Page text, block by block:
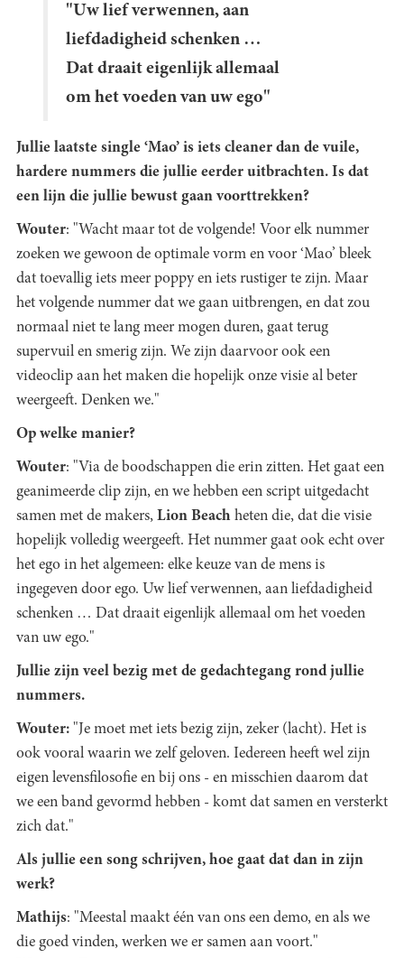
"Uw lief verwennen, aan
liefdadigheid schenken …
Dat draait eigenlijk allemaal
om het voeden van uw ego"
Jullie laatste single ‘Mao’ is iets cleaner dan de vuile,
hardere nummers die jullie eerder uitbrachten. Is dat
een lijn die jullie bewust gaan voorttrekken?
Wouter: "Wacht maar tot de volgende! Voor elk nummer
zoeken we gewoon de optimale vorm en voor ‘Mao’ bleek
dat toevallig iets meer poppy en iets rustiger te zijn. Maar
het volgende nummer dat we gaan uitbrengen, en dat zou
normaal niet te lang meer mogen duren, gaat terug
supervuil en smerig zijn. We zijn daarvoor ook een
videoclip aan het maken die hopelijk onze visie al beter
weergeeft. Denken we."
Op welke manier?
Wouter: "Via de boodschappen die erin zitten. Het gaat een
geanimeerde clip zijn, en we hebben een script uitgedacht
samen met de makers, Lion Beach heten die, dat die visie
hopelijk volledig weergeeft. Het nummer gaat ook echt over
het ego in het algemeen: elke keuze van de mens is
ingegeven door ego. Uw lief verwennen, aan liefdadigheid
schenken … Dat draait eigenlijk allemaal om het voeden
van uw ego."
Jullie zijn veel bezig met de gedachtegang rond jullie
nummers.
Wouter: "Je moet met iets bezig zijn, zeker (lacht). Het is
ook vooral waarin we zelf geloven. Iedereen heeft wel zijn
eigen levensfilosofie en bij ons - en misschien daarom dat
we een band gevormd hebben - komt dat samen en versterkt
zich dat."
Als jullie een song schrijven, hoe gaat dat dan in zijn
werk?
Mathijs: "Meestal maakt één van ons een demo, en als we
die goed vinden, werken we er samen aan voort."